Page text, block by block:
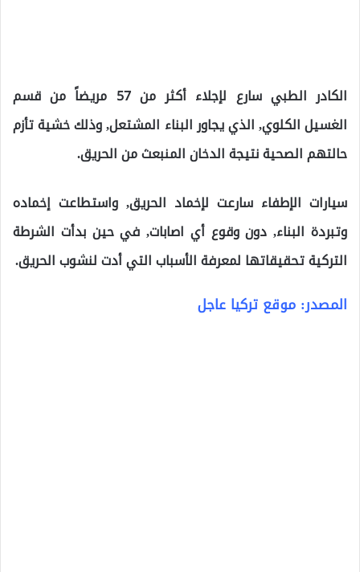
الكادر الطبي سارع لإجلاء أكثر من 57 مريضاً من قسم
الغسيل الكلوي, الذي يجاور البناء المشتعل, وذلك خشية تأزم
حالتهم الصحية نتيجة الدخان المنبعث من الحريق.
سيارات الإطفاء سارعت لإخماد الحريق, واستطاعت إخماده
وتبردة البناء, دون وقوع أي اصابات, في حين بدأت الشرطة
التركية تحقيقاتها لمعرفة الأسباب التي أدت لنشوب الحريق.
المصدر: موقع تركيا عاجل